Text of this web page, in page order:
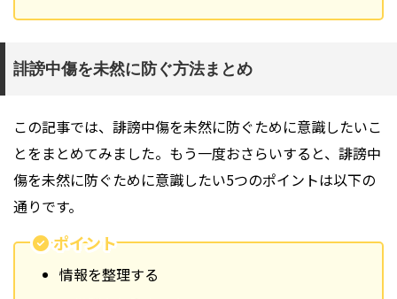
誹謗中傷を未然に防ぐ方法まとめ
この記事では、誹謗中傷を未然に防ぐために意識したいこ
とをまとめてみました。もう一度おさらいすると、誹謗中
傷を未然に防ぐために意識したい5つのポイントは以下の
通りです。
ポイント
情報を整理する